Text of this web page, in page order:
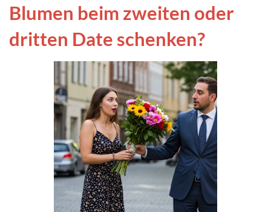
Blumen beim zweiten oder
dritten Date schenken?